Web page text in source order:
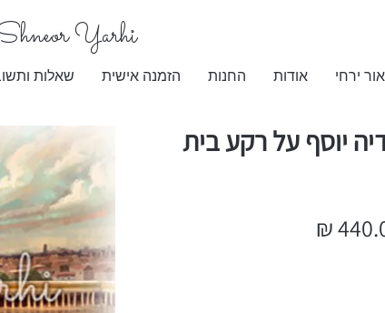
ירחי אודות החנות הזמנה אישית שאלות
Yarhi
יוסף על רקע בית